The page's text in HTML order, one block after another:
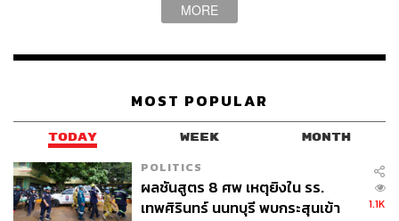
https://www.reuters.com/world/us/washington-dc-resi
dents-protest-against-trumps-troop-deployment-city-2
TAGS: Donald Trump การประท้วง
USA
Washington D.C
Trump 2.0
MORE
MOST POPULAR
TODAY WEEK MONTH
POLITICS
ผลชันสูตร 8 ศพ เหตุยิงใน รร.
เทพศิรินทร์ นนทบุรี พบกระสุนเข้า
1.1K